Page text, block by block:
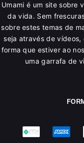
Umami é um site sobre
da vida. Sem
sobre estes temas de
seja através de
forma que estiver ao
uma garrafa de